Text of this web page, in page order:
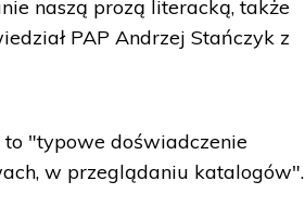
naszą prozą literacką, także
PAP Andrzej Stańczyk z
"typowe doświadczenie
w przeglądaniu katalogów".